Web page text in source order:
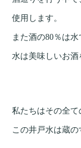
使用します。
また酒の80％は
水は美味しいお酒
私たちはその全て
この井戸水は蔵の